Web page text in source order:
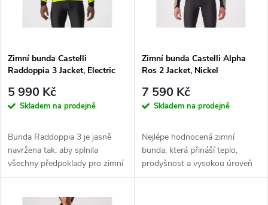
p
r
o
d
u
s
p
r
o
d
Zimní bunda Castelli
Raddoppia 3 Jacket, Electric
5 990 Kč
Skladem na prodejně
Bunda Raddoppia 3 je jasně
navržena tak, aby splnila
všechny předpoklady pro zimní
ježdění bez dalších komplikací:...
Zimní bunda Castelli Alpha
Ros 2 Jacket, Nickel
7 590 Kč
Skladem na prodejně
Nejlépe hodnocená zimní
bunda, která přináší teplo,
prodyšnost a vysokou úroveň
ochrany proti dešti spolu s